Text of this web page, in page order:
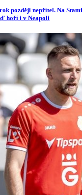
později nepřítel. Na
hoří i v Neapoli